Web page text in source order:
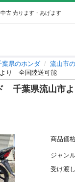
中古 売ります・あげます
葉県のホンダ
流山市
り 全国陸送可能
千葉県流山市
商品価
ジャン
受け渡